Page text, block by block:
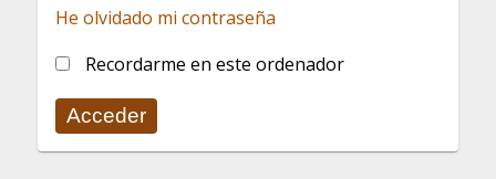
He olvidado mi contraseña
Recordarme en este ordenador